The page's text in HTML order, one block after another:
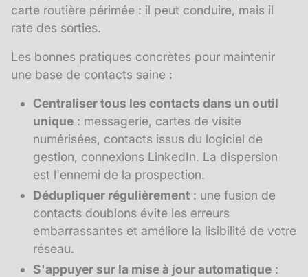
carte routière périmée : il peut conduire, mais il
rate des sorties.
Les bonnes pratiques concrètes pour maintenir
une base de contacts saine :
Centraliser tous les contacts dans un outil
unique : messagerie, cartes de visite
numérisées, contacts issus du logiciel de
gestion, connexions LinkedIn. La dispersion
est l'ennemi de la prospection.
Dédupliquer régulièrement : une fusion de
contacts doublons évite les erreurs
embarrassantes et améliore la lisibilité de votre
réseau.
S'appuyer sur la mise à jour automatique :